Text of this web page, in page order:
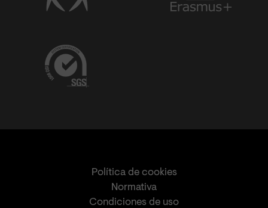
Política de cookies
Normativa
Condiciones de uso